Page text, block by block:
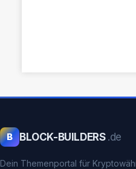
B BLOCK-BUILDERS .de
Dein Themenportal für